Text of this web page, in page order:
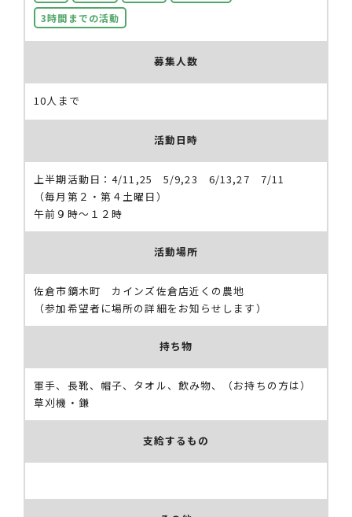
3時間までの活動
募集人数
10人まで
活動日時
上半期活動日：4/11,25 5/9,23 6/13,27 7/11
（毎月第２・第４土曜日）
午前９時〜１２時
活動場所
佐倉市鏑木町 カインズ佐倉店近くの農地
（参加希望者に場所の詳細をお知らせします）
持ち物
軍手、長靴、帽子、タオル、飲み物、（お持ちの方は）
草刈機・鎌
支給するもの